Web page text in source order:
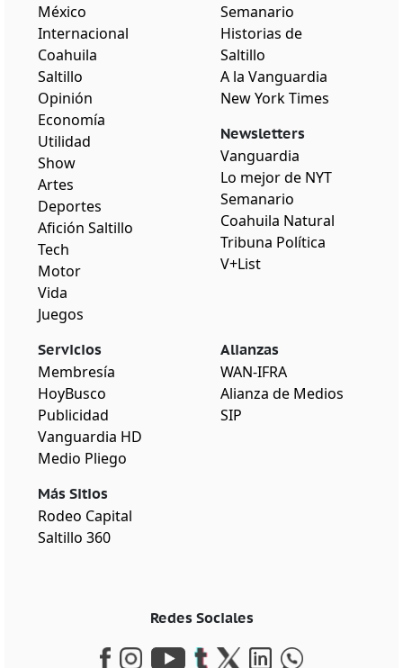
México
Internacional
Coahuila
Saltillo
Opinión
Economía
Utilidad
Show
Artes
Deportes
Afición Saltillo
Tech
Motor
Vida
Juegos
Semanario
Historias de
Saltillo
A la Vanguardia
New York Times
Newsletters
Vanguardia
Lo mejor de NYT
Semanario
Coahuila Natural
Tribuna Política
V+List
Servicios
Membresía
HoyBusco
Publicidad
Vanguardia HD
Medio Pliego
Más Sitios
Rodeo Capital
Saltillo 360
Alianzas
WAN-IFRA
Alianza de Medios
SIP
Redes Sociales